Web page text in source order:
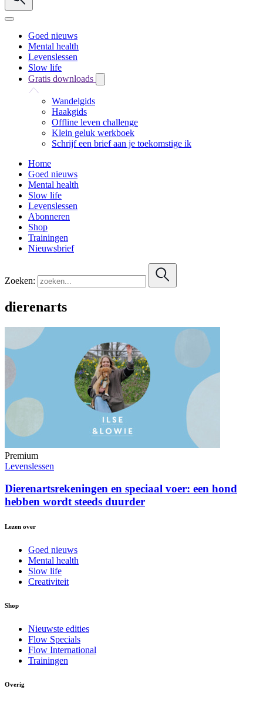
Goed nieuws
Mental health
Levenslessen
Slow life
Gratis downloads
Wandelgids
Haakgids
Offline leven challenge
Klein geluk werkboek
Schrijf een brief aan je toekomstige ik
Home
Goed nieuws
Mental health
Slow life
Levenslessen
Abonneren
Shop
Trainingen
Nieuwsbrief
Zoeken:
dierenarts
Premium
Levenslessen
Dierenartsrekeningen en speciaal voer: een hond
hebben wordt steeds duurder
Lezen over
Goed nieuws
Mental health
Slow life
Creativiteit
Shop
Nieuwste edities
Flow Specials
Flow International
Trainingen
Overig